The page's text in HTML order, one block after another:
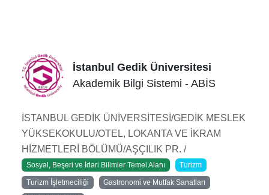
İstanbul Gedik Üniversitesi
Akademik Bilgi Sistemi - ABİS
İSTANBUL GEDİK ÜNİVERSİTESİ/GEDİK MESLEK
YÜKSEKOKULU/OTEL, LOKANTA VE İKRAM
HİZMETLERİ BÖLÜMÜ/AŞÇILIK PR. /
Sosyal, Beşeri ve İdari Bilimler Temel Alanı Turizm
Turizm İşletmeciliği Gastronomi ve Mutfak Sanatları